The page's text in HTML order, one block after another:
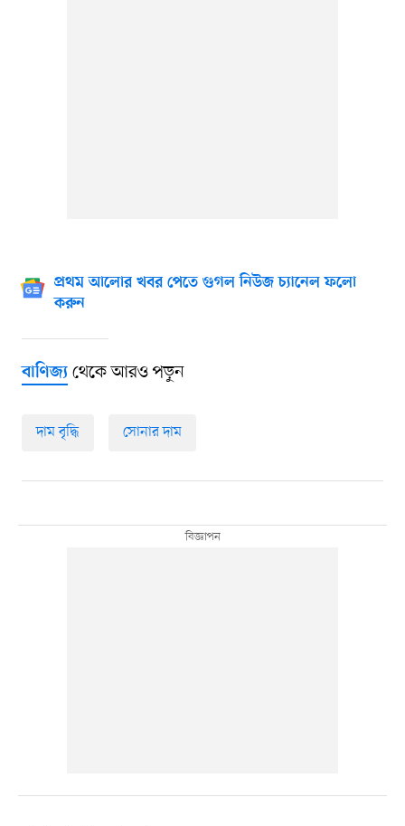
প্রথম আলোর খবর পেতে গুগল নিউজ চ্যানেল ফলো
করুন
বাণিজ্যথেকে আরও পড়ুন
দাম বৃদ্ধি সোনার দাম